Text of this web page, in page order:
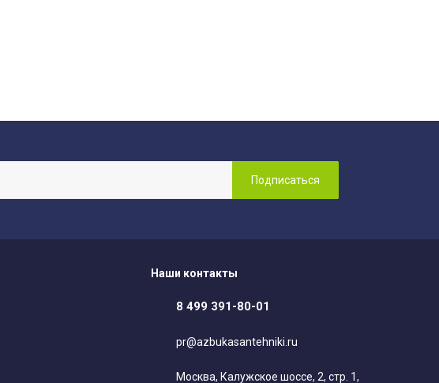
Наши контакты
8 499 391-80-01
pr@azbukasantehniki.ru
Москва, Калужское шоссе, 2, стр. 1,